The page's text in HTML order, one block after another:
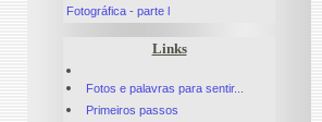
Fotográfica - parte l
Links
Fotos e palavras para sentir...
Primeiros passos